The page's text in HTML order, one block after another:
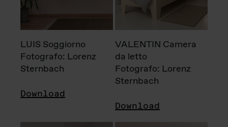
LUIS Soggiorno
Fotografo: Lorenz
Sternbach
Download
VALENTIN Camera
da letto
Fotografo: Lorenz
Sternbach
Download